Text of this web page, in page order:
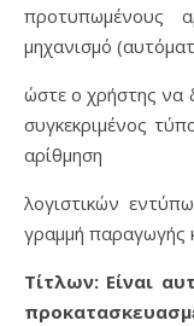
προτυπωμένους
μηχανισμό
ώστε ο χρήστης να
συγκεκριμένος
αρίθμηση
λογιστικών
γραμμή παραγωγής
Τίτλων: Είναι